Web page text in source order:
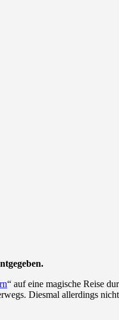
“ auf eine magische Reise
Diesmal allerdings